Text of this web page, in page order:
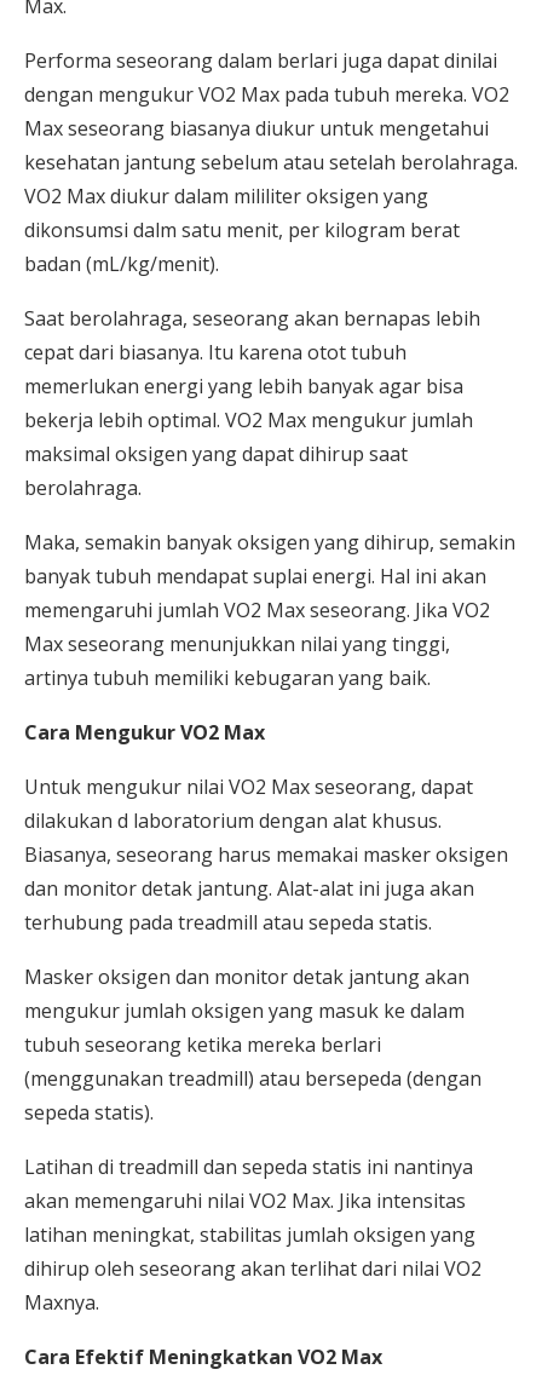
Max.
Performa seseorang dalam berlari juga dapat dinilai
dengan mengukur VO2 Max pada tubuh mereka. VO2
Max seseorang biasanya diukur untuk mengetahui
kesehatan jantung sebelum atau setelah berolahraga.
VO2 Max diukur dalam mililiter oksigen yang
dikonsumsi dalm satu menit, per kilogram berat
badan (mL/kg/menit).
Saat berolahraga, seseorang akan bernapas lebih
cepat dari biasanya. Itu karena otot tubuh
memerlukan energi yang lebih banyak agar bisa
bekerja lebih optimal. VO2 Max mengukur jumlah
maksimal oksigen yang dapat dihirup saat
berolahraga.
Maka, semakin banyak oksigen yang dihirup, semakin
banyak tubuh mendapat suplai energi. Hal ini akan
memengaruhi jumlah VO2 Max seseorang. Jika VO2
Max seseorang menunjukkan nilai yang tinggi,
artinya tubuh memiliki kebugaran yang baik.
Cara Mengukur VO2 Max
Untuk mengukur nilai VO2 Max seseorang, dapat
dilakukan d laboratorium dengan alat khusus.
Biasanya, seseorang harus memakai masker oksigen
dan monitor detak jantung. Alat-alat ini juga akan
terhubung pada treadmill atau sepeda statis.
Masker oksigen dan monitor detak jantung akan
mengukur jumlah oksigen yang masuk ke dalam
tubuh seseorang ketika mereka berlari
(menggunakan treadmill) atau bersepeda (dengan
sepeda statis).
Latihan di treadmill dan sepeda statis ini nantinya
akan memengaruhi nilai VO2 Max. Jika intensitas
latihan meningkat, stabilitas jumlah oksigen yang
dihirup oleh seseorang akan terlihat dari nilai VO2
Maxnya.
Cara Efektif Meningkatkan VO2 Max